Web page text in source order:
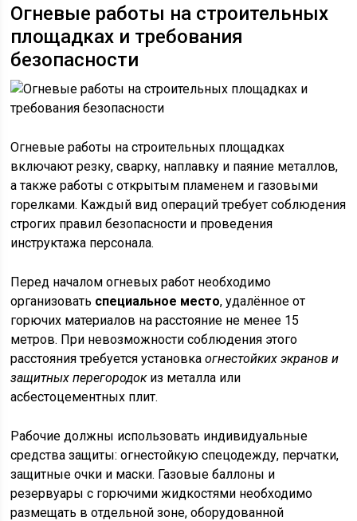
Огневые работы на строительных
площадках и требования
безопасности
Огневые работы на строительных площадках
включают резку, сварку, наплавку и паяние металлов,
а также работы с открытым пламенем и газовыми
горелками. Каждый вид операций требует соблюдения
строгих правил безопасности и проведения
инструктажа персонала.
Перед началом огневых работ необходимо
организовать специальное место, удалённое от
горючих материалов на расстояние не менее 15
метров. При невозможности соблюдения этого
расстояния требуется установкаогнестойких экранов и
защитных перегородокиз металла или
асбестоцементных плит.
Рабочие должны использовать индивидуальные
средства защиты: огнестойкую спецодежду, перчатки,
защитные очки и маски. Газовые баллоны и
резервуары с горючими жидкостями необходимо
размещать в отдельной зоне, оборудованной